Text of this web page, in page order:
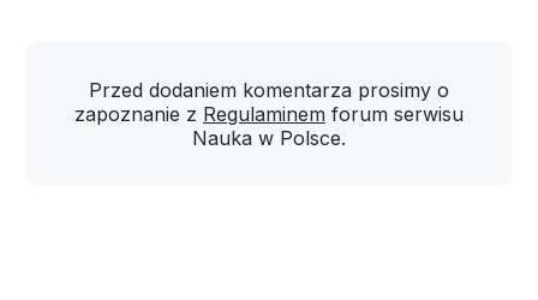
Przed dodaniem komentarza prosimy o
zapoznanie z Regulaminem forum serwisu
Nauka w Polsce.